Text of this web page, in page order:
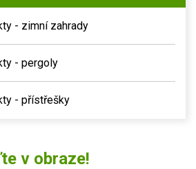
- zimní zahrady
- pergoly
- přístřešky
v obraze!